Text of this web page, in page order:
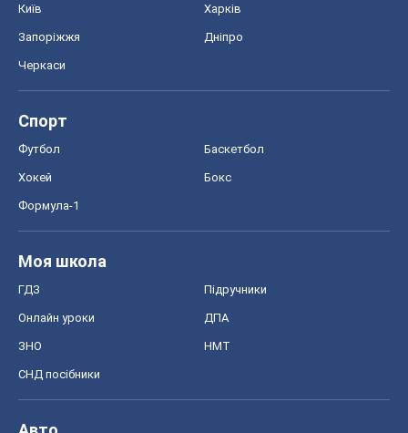
Київ Харків
Запоріжжя Дніпро
Черкаси
Спорт
Футбол Баскетбол
Хокей Бокс
Формула-1
Моя школа
ГДЗ Підручники
Онлайн уроки ДПА
ЗНО НМТ
СНД посібники